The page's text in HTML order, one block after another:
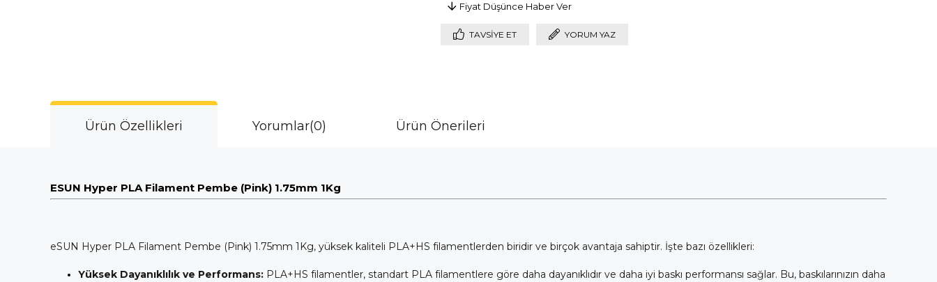
Fiyat Düşünce Haber Ver
TAVSIYE ET YORUM YAZ
Ürün Özellikleri Yorumlar(0) Ürün Önerileri
ESUN Hyper PLA Filament Pembe (Pink) 1.75mm 1Kg
eSUN Hyper PLA Filament Pembe (Pink) 1.75mm 1Kg, yüksek kaliteli PLA+HS filamentlerden biridir ve birçok avantaja sahiptir. İşte bazı özellikleri:
Yüksek Dayanıklılık ve Performans: PLA+HS filamentler, standart PLA filamentlere göre daha dayanıklıdır ve daha iyi baskı performansı sağlar. Bu, baskılarınızın daha